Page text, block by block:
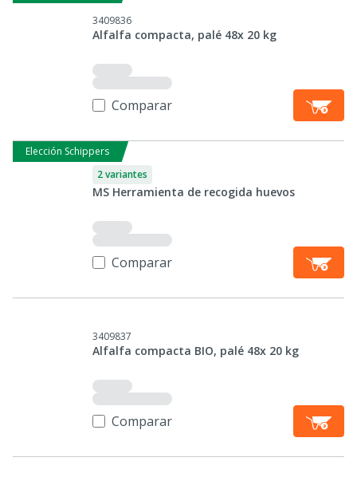
3409836
Alfalfa compacta, palé 48x 20 kg
Comparar
Elección Schippers
2 variantes
MS Herramienta de recogida huevos
Comparar
3409837
Alfalfa compacta BIO, palé 48x 20 kg
Comparar